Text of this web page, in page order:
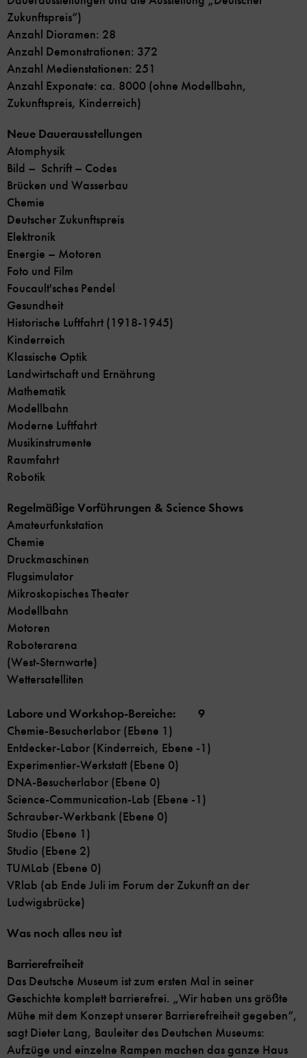
Zukunftspreis“)
Anzahl Dioramen: 28
Anzahl Demonstrationen: 372
Anzahl Medienstationen: 251
Anzahl Exponate: ca. 8000 (ohne Modellbahn,
Zukunftspreis, Kinderreich)
Neue Dauerausstellungen
Atomphysik
Bild – Schrift – Codes
Brücken und Wasserbau
Chemie
Deutscher Zukunftspreis
Elektronik
Energie – Motoren
Foto und Film
Foucault'sches Pendel
Gesundheit
Historische Luftfahrt (1918-1945)
Kinderreich
Klassische Optik
Landwirtschaft und Ernährung
Mathematik
Modellbahn
Moderne Luftfahrt
Musikinstrumente
Raumfahrt
Robotik
Regelmäßige Vorführungen & Science Shows
Amateurfunkstation
Chemie
Druckmaschinen
Flugsimulator
Mikroskopisches Theater
Modellbahn
Motoren
Roboterarena
(West-Sternwarte)
Wettersatelliten
Labore und Workshop-Bereiche: 9
Chemie-Besucherlabor (Ebene 1)
Entdecker-Labor (Kinderreich, Ebene -1)
Experimentier-Werkstatt (Ebene 0)
DNA-Besucherlabor (Ebene 0)
Science-Communication-Lab (Ebene -1)
Schrauber-Werkbank (Ebene 0)
Studio (Ebene 1)
Studio (Ebene 2)
TUMLab (Ebene 0)
VRlab (ab Ende Juli im Forum der Zukunft an der
Ludwigsbrücke)
Was noch alles neu ist
Barrierefreiheit
Das Deutsche Museum ist zum ersten Mal in seiner
Geschichte komplett barrierefrei. „Wir haben uns größte
Mühe mit dem Konzept unserer Barrierefreiheit gegeben“,
sagt Dieter Lang, Bauleiter des Deutschen Museums:
Aufzüge und einzelne Rampen machen das ganze Haus